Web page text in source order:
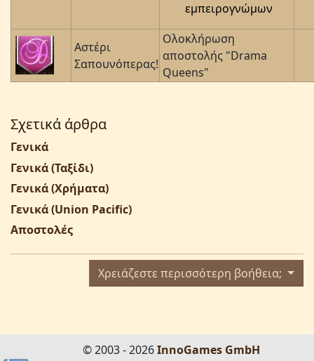
εμπειρογνώμων
Αστέρι
Σαπουνόπερας!
Ολοκλήρωση
αποστολής "Drama
Queens"
Σχετικά άρθρα
Γενικά
Γενικά (Ταξίδι)
Γενικά (Χρήματα)
Γενικά (Union Pacific)
Αποστολές
Χρειάζεστε περισσότερη βοήθεια;
© 2003 - 2026InnoGames GmbH